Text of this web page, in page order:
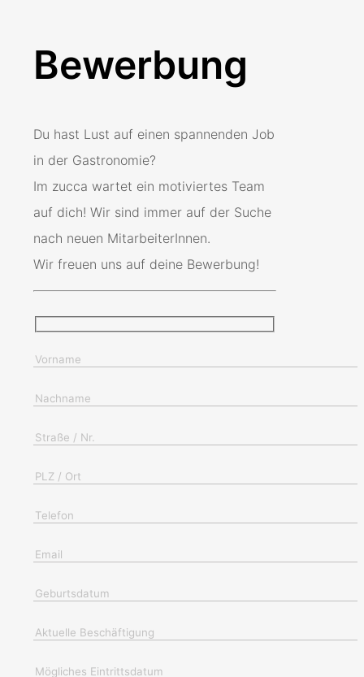
Bewerbung
Du hast Lust auf einen spannenden Job
in der Gastronomie?
Im zucca wartet ein motiviertes Team
auf dich! Wir sind immer auf der Suche
nach neuen MitarbeiterInnen.
Wir freuen uns auf deine Bewerbung!